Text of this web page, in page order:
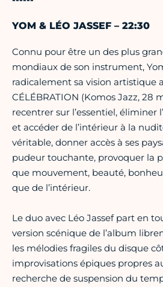
YOM & LÉO JASSEF – 22:30
Connu pour être un des plus
mondiaux de son instrument,
radicalement sa vision artistique
CÉLÉBRATION (Komos Jazz, 28
recentrer sur l’essentiel, éliminer
et accéder de l’intérieur à la
véritable, donner accès à ses
pudeur touchante, provoquer la
que mouvement, beauté,
que de l’intérieur.
Le duo avec Léo Jassef part en
version scénique de l’album
les mélodies fragiles du disque
improvisations épiques propres
recherche de suspension du